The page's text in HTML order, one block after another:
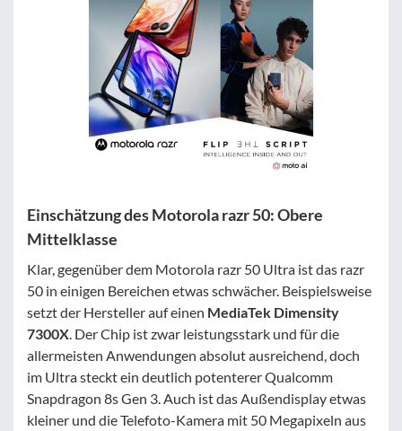
Einschätzung des Motorola razr 50: Obere
Mittelklasse
Klar, gegenüber dem Motorola razr 50 Ultra ist das razr
50 in einigen Bereichen etwas schwächer. Beispielsweise
setzt der Hersteller auf einen MediaTek Dimensity
7300X. Der Chip ist zwar leistungsstark und für die
allermeisten Anwendungen absolut ausreichend, doch
im Ultra steckt ein deutlich potenterer Qualcomm
Snapdragon 8s Gen 3. Auch ist das Außendisplay etwas
kleiner und die Telefoto-Kamera mit 50 Megapixeln aus